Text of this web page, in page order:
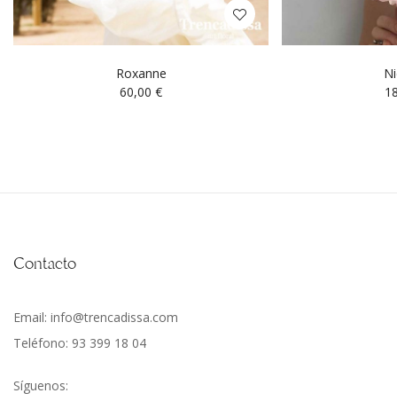
Roxanne
60,00 €
Contacto
Email: info@trencadissa.com
Teléfono: 93 399 18 04
Síguenos: